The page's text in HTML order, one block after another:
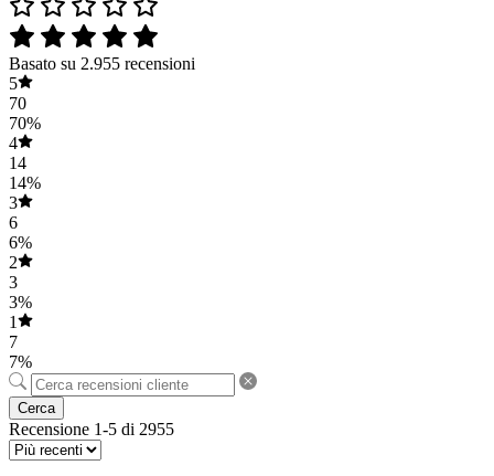
Basato su 2.955 recensioni
5
70
70%
4
14
14%
3
6
6%
2
3
3%
1
7
7%
Cerca
Recensione 1-5 di 2955